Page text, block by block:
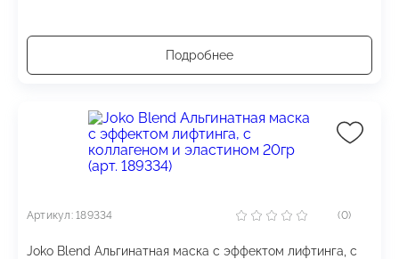
Подробнее
Артикул: 189334 (0)
Joko Blend Альгинатная маска с эффектом лифтинга, с